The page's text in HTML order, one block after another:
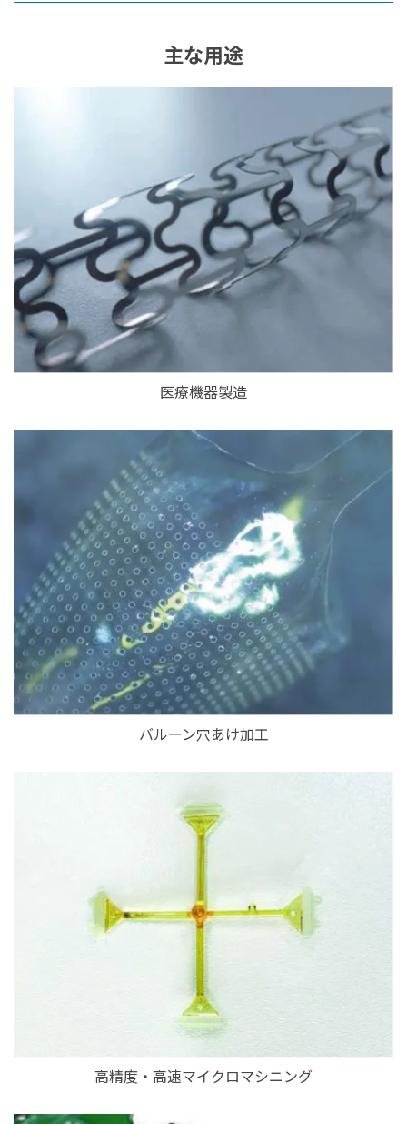
主な用途
医療機器製造
バルーン穴あけ加工
高精度・高速マイクロマシニング